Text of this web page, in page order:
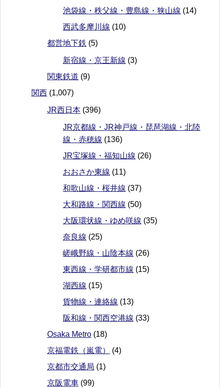
池袋線・秩父線・豊島線・狭山線 (14)
西武多摩川線 (10)
都営地下鉄 (5)
新宿線・京王新線 (3)
関東鉄道 (9)
関西 (1,007)
JR西日本 (396)
JR京都線・JR神戸線・琵琶湖線・北陸
線・赤穂線 (136)
JR宝塚線・福知山線 (26)
おおさか東線 (11)
和歌山線・桜井線 (37)
大和路線・関西線 (50)
大阪環状線・ゆめ咲線 (35)
奈良線 (25)
嵯峨野線・山陰本線 (26)
東西線・学研都市線 (15)
湖西線 (15)
貨物線・連絡線 (13)
阪和線・関西空港線 (33)
Osaka Metro (18)
京福電鉄（嵐電）
(4)
京都市交通局 (1)
京阪電車 (99)